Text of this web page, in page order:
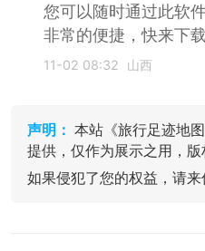
您可以随时通过此软
非常的便捷，快来下
11-02 08:32 山西
声明： 本站《旅行足迹地
提供，仅作为展示之用，
如果侵犯了您的权益，请来